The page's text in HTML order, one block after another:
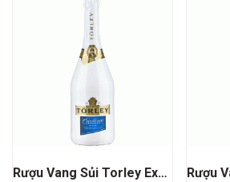
Rượu Vang Sủi Torley Excellence Chardonnay Extra Sec